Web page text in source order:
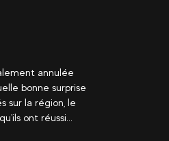
annulée
bonne surprise
sur la région, le
ont réussi...